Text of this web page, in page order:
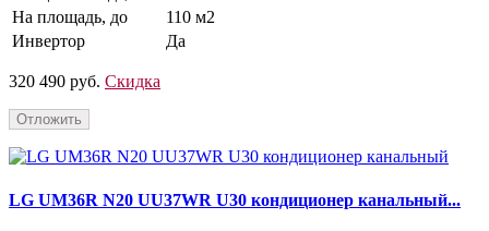
На площадь, до
110 м2
Инвертор
Да
320 490 руб. Скидка
Отложить
LG UM36R N20 UU37WR U30 кондиционер канальный...